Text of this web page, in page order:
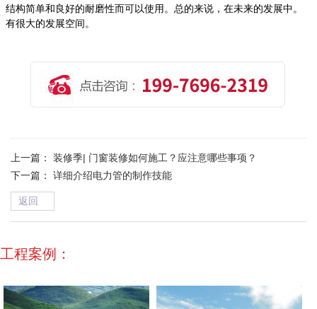
结构简单和良好的耐磨性而可以使用。总的来说，在未来的发展中。
有很大的发展空间。
上一篇： 装修季| 门窗装修如何施工？应注意哪些事项？
下一篇： 详细介绍电力管的制作技能
返回
工程案例：